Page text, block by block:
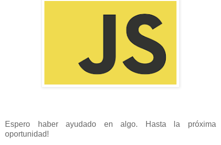
Espero haber ayudado en algo. Hasta la próxima
oportunidad!